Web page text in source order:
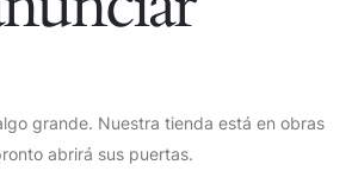
grande. Nuestra tienda está en obras
abrirá sus puertas.